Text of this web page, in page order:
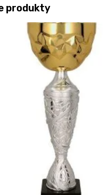
produkty